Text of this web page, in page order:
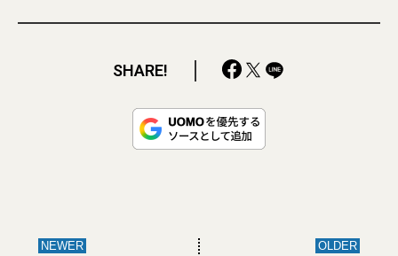
SHARE!
NEWER OLDER